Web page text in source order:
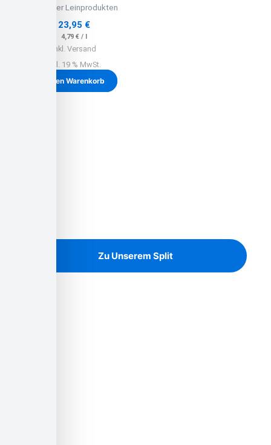
Lausitzer Leinprodukten
23,95 €
4,79 €/ l
inkl. Versand
inkl. 19 % MwSt.
In den Warenkorb
Zu Unserem Split